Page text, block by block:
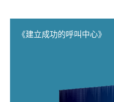
《建立成功的呼叫中心》